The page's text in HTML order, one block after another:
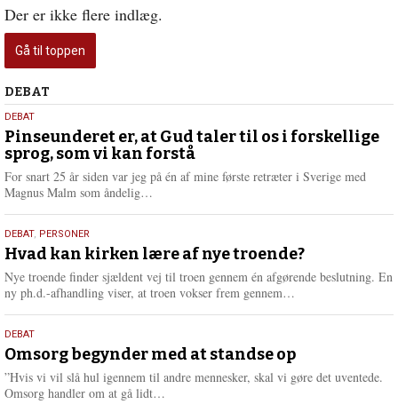
Der er ikke flere indlæg.
Gå til toppen
Debat
DEBAT
5.
august
2026
DEBAT
Pinseunderet er, at Gud taler til os i forskellige
sprog, som vi kan forstå
For snart 25 år siden var jeg på én af mine første retræter i Sverige med
Magnus Malm som åndelig…
e
r
e
25.
juli
2026
DEBAT, PERSONER
Hvad kan kirken lære af nye troende?
Nye troende finder sjældent vej til troen gennem én afgørende beslutning. En
ny ph.d.-afhandling viser, at troen vokser frem gennem…
e
r
e
9.
juli
2026
DEBAT
Omsorg begynder med at standse op
”Hvis vi vil slå hul igennem til andre mennesker, skal vi gøre det uventede.
Omsorg handler om at gå lidt…